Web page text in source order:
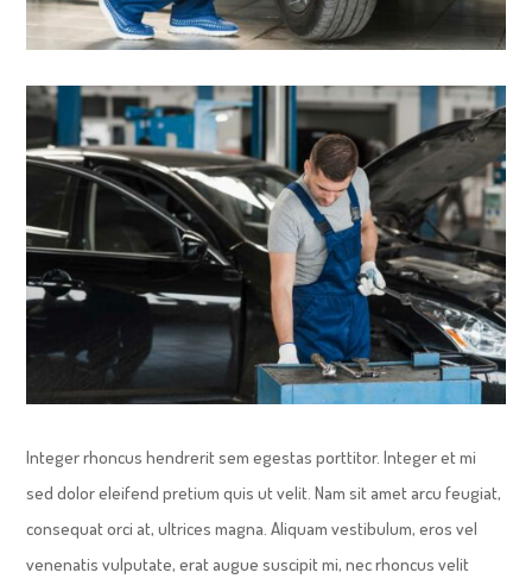
Integer rhoncus hendrerit sem egestas porttitor. Integer et mi
sed dolor eleifend pretium quis ut velit. Nam sit amet arcu feugiat,
consequat orci at, ultrices magna. Aliquam vestibulum, eros vel
venenatis vulputate, erat augue suscipit mi, nec rhoncus velit